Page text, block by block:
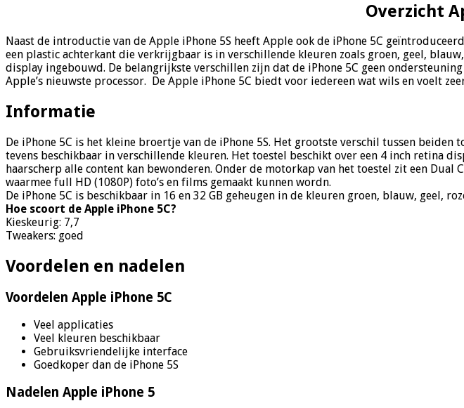
Overzicht
Naast de introductie van de Apple iPhone 5S heeft Apple ook de iPhone 5C
een plastic achterkant die verkrijgbaar is in verschillende kleuren zoals groen, geel,
display ingebouwd. De belangrijkste verschillen zijn dat de iPhone 5C geen
Apple’s nieuwste processor. De Apple iPhone 5C biedt voor iedereen wat wils en voelt
Informatie
De iPhone 5C is het kleine broertje van de iPhone 5S. Het grootste verschil tussen
tevens beschikbaar in verschillende kleuren. Het toestel beschikt over een 4 inch retina
haarscherp alle content kan bewonderen. Onder de motorkap van het toestel zit een
waarmee full HD (1080P) foto’s en films gemaakt kunnen wordn.
De iPhone 5C is beschikbaar in 16 en 32 GB geheugen in de kleuren groen, blauw, geel,
Hoe scoort de Apple iPhone 5C?
Kieskeurig: 7,7
Tweakers: goed
Voordelen en nadelen
Voordelen Apple iPhone 5C
Veel applicaties
Veel kleuren beschikbaar
Gebruiksvriendelijke interface
Goedkoper dan de iPhone 5S
Nadelen Apple iPhone 5